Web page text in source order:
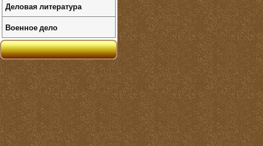
Деловая литература
Военное дело